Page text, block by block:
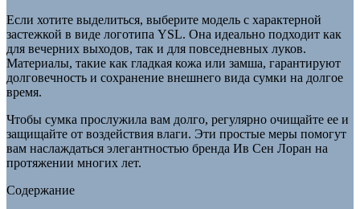
Если хотите выделиться, выберите модель с характерной
застежкой в виде логотипа YSL. Она идеально подходит как
для вечерних выходов, так и для повседневных луков.
Материалы, такие как гладкая кожа или замша, гарантируют
долговечность и сохранение внешнего вида сумки на долгое
время.
Чтобы сумка прослужила вам долго, регулярно очищайте ее и
защищайте от воздействия влаги. Эти простые меры помогут
вам наслаждаться элегантностью бренда Ив Сен Лоран на
протяжении многих лет.
Содержание